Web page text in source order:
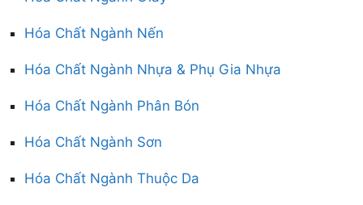
Hóa Chất Ngành Nến
Hóa Chất Ngành Nhựa & Phụ Gia Nhựa
Hóa Chất Ngành Phân Bón
Hóa Chất Ngành Sơn
Hóa Chất Ngành Thuộc Da